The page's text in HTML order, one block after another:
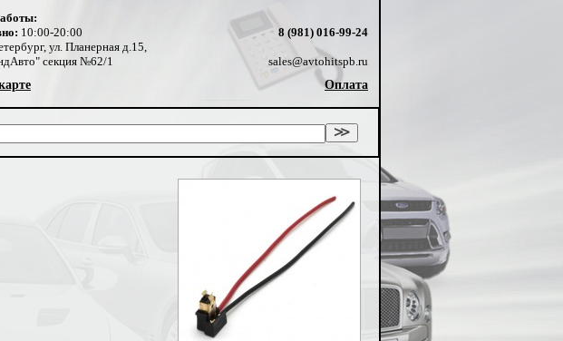
10:00-20:00
ул. Планерная д.15,
секция №62/1
8 (981) 016-99-24
sales@avtohitspb.ru
Оплата